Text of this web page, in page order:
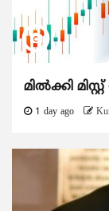
മിൽക്കി
1 day ago